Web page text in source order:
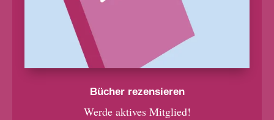
Bücher rezensieren
Werde aktives Mitglied!